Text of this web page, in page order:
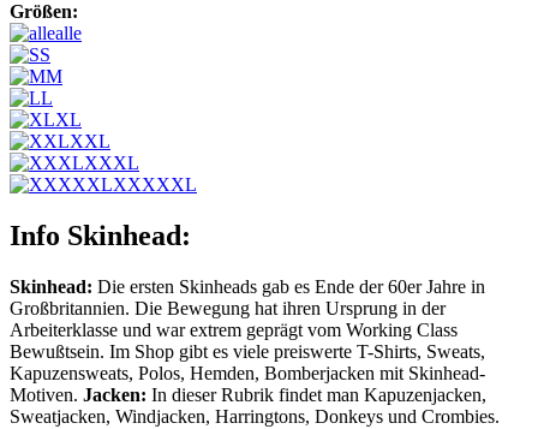
Größen:
alle
S
M
L
XL
XXL
XXXL
XXXXXL
Info Skinhead:
Skinhead: Die ersten Skinheads gab es Ende der 60er Jahre in
Großbritannien. Die Bewegung hat ihren Ursprung in der
Arbeiterklasse und war extrem geprägt vom Working Class
Bewußtsein. Im Shop gibt es viele preiswerte T-Shirts, Sweats,
Kapuzensweats, Polos, Hemden, Bomberjacken mit Skinhead-
Motiven. Jacken: In dieser Rubrik findet man Kapuzenjacken,
Sweatjacken, Windjacken, Harringtons, Donkeys und Crombies.